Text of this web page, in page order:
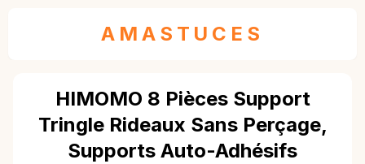
AMASTUCES
HIMOMO 8 Pièces Support
Tringle Rideaux Sans Perçage,
Supports Auto-Adhésifs